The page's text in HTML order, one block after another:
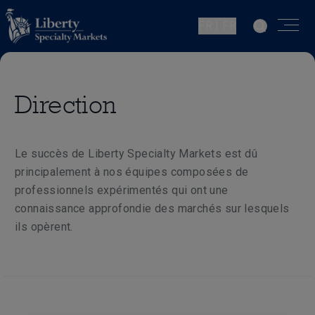
Direction
Le succès de Liberty Specialty Markets est dû
principalement à nos équipes composées de
professionnels expérimentés qui ont une
connaissance approfondie des marchés sur lesquels
ils opèrent.